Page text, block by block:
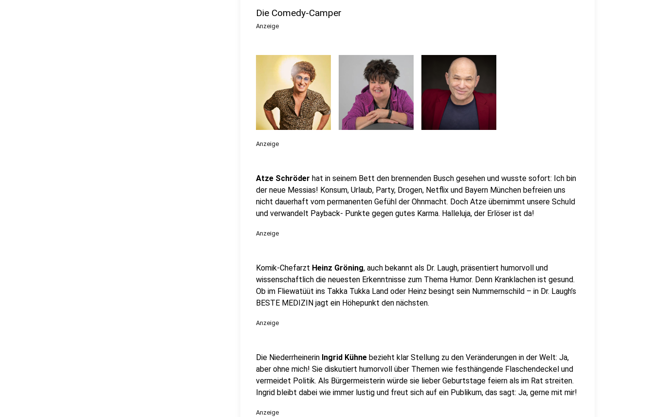
Die Comedy-Camper
Anzeige
Anzeige
Atze Schröder hat in seinem Bett den brennenden Busch gesehen und wusste sofort: Ich bin
der neue Messias! Konsum, Urlaub, Party, Drogen, Netflix und Bayern München befreien uns
nicht dauerhaft vom permanenten Gefühl der Ohnmacht. Doch Atze übernimmt unsere Schuld
und verwandelt Payback- Punkte gegen gutes Karma. Halleluja, der Erlöser ist da!
Anzeige
Komik-Chefarzt Heinz Gröning, auch bekannt als Dr. Laugh, präsentiert humorvoll und
wissenschaftlich die neuesten Erkenntnisse zum Thema Humor. Denn Kranklachen ist gesund.
Ob im Fliewatüüt ins Takka Tukka Land oder Heinz besingt sein Nummernschild – in Dr. Laugh’s
BESTE MEDIZIN jagt ein Höhepunkt den nächsten.
Anzeige
Die Niederrheinerin Ingrid Kühne bezieht klar Stellung zu den Veränderungen in der Welt: Ja,
aber ohne mich! Sie diskutiert humorvoll über Themen wie festhängende Flaschendeckel und
vermeidet Politik. Als Bürgermeisterin würde sie lieber Geburtstage feiern als im Rat streiten.
Ingrid bleibt dabei wie immer lustig und freut sich auf ein Publikum, das sagt: Ja, gerne mit mir!
Anzeige